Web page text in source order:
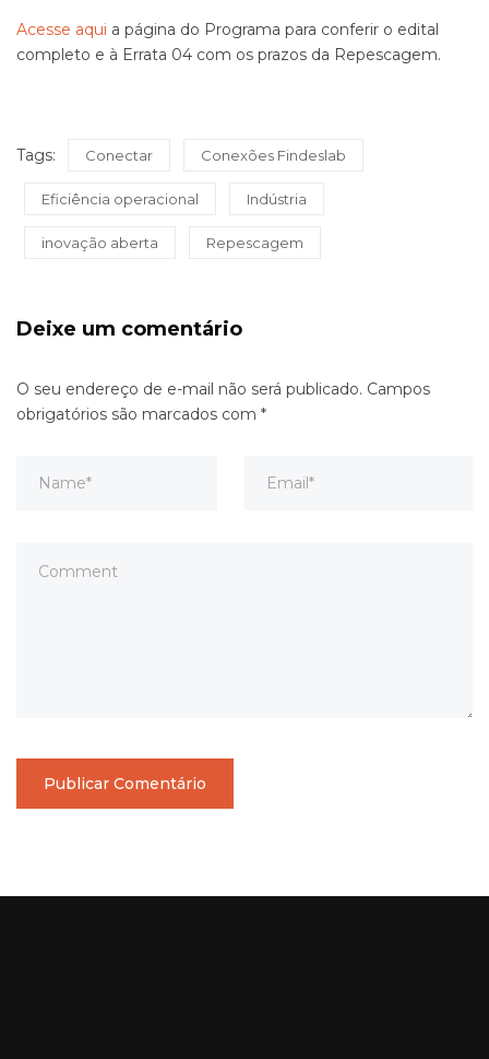
Acesse aqui a página do Programa para conferir o edital
completo e à Errata 04 com os prazos da Repescagem.
Tags: Conectar Conexões Findeslab
Eficiência operacional Indústria
inovação aberta Repescagem
Deixe um comentário
O seu endereço de e-mail não será publicado. Campos
obrigatórios são marcados com *